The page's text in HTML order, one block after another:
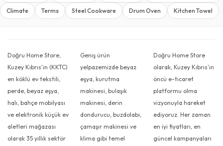
Climate Terms Steel Cookware Drum Oven Kitchen Towel
Doğru Home Store,
Kuzey Kıbrıs'ın (KKTC)
en köklü ev tekstili,
perde, beyaz eşya,
halı, bahçe mobilyası
ve elektronik küçük ev
aletleri mağazası
olarak 35 yıllık sektör
Geniş ürün
yelpazemizde beyaz
eşya, kurutma
makinesi, bulaşık
makinesi, derin
dondurucu, buzdolabı,
çamaşır makinesi ve
klima gibi temel
Doğru Home Store
olarak, Kuzey Kıbrıs'ın
öncü e-ticaret
platformu olma
vizyonuyla hareket
ediyoruz. Her zaman
en iyi fiyatları, en
güncel kampanyaları